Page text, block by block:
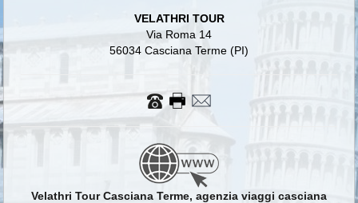
VELATHRI TOUR
Via Roma 14
56034 Casciana Terme (PI)
Velathri Tour Casciana Terme, agenzia viaggi casciana